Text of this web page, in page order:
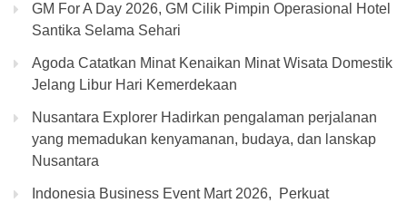
GM For A Day 2026, GM Cilik Pimpin Operasional Hotel
Santika Selama Sehari
Agoda Catatkan Minat Kenaikan Minat Wisata Domestik
Jelang Libur Hari Kemerdekaan
Nusantara Explorer Hadirkan pengalaman perjalanan
yang memadukan kenyamanan, budaya, dan lanskap
Nusantara
Indonesia Business Event Mart 2026, Perkuat